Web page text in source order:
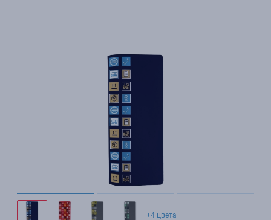
+4 цвета